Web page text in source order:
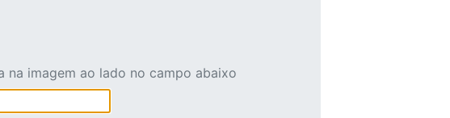
na imagem ao lado no campo abaixo